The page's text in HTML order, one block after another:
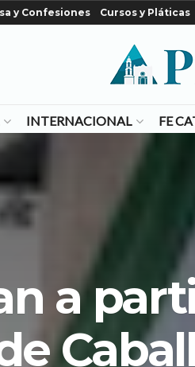
y Confesiones Cursos y Pláticas
INTERNACIONAL FE
a